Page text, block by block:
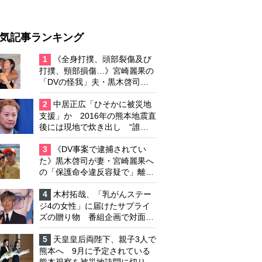
記事ランキング
1
《全身打撲、頭部裂傷及び
打撲、頸部損傷…》宮崎麗果の
「DVの怪我」夫・黒木啓司の
逮捕で始まる「夫婦の闘争」
2
中居正広「ひそかに被災地
支援」か 2016年の熊本地震直
後には現地で炊き出し “誰に
も知られなくて良い”と、むし
ろ強まる福祉活動への思い
3
《DV事案で逮捕されてい
た》黒木啓司が妻・宮崎麗果へ
の「保護命令違反容疑で」離婚
協議は「第二ステージ」へ
4
木村拓哉、「乳がんステー
ジ4の女性」に届けたサプライ
ズの贈り物 番組企画で対面し
たファンが、夢と希望を与える
心遣いに「うれしくて号泣しま
した」
5
天皇皇后両陛下、親子3人で
熊本へ 9月に予定されている